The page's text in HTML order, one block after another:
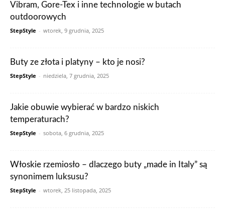
Vibram, Gore-Tex i inne technologie w butach
outdoorowych
StepStyle - wtorek, 9 grudnia, 2025
Buty ze złota i platyny – kto je nosi?
StepStyle - niedziela, 7 grudnia, 2025
Jakie obuwie wybierać w bardzo niskich
temperaturach?
StepStyle - sobota, 6 grudnia, 2025
Włoskie rzemiosło – dlaczego buty „made in Italy” są
synonimem luksusu?
StepStyle - wtorek, 25 listopada, 2025